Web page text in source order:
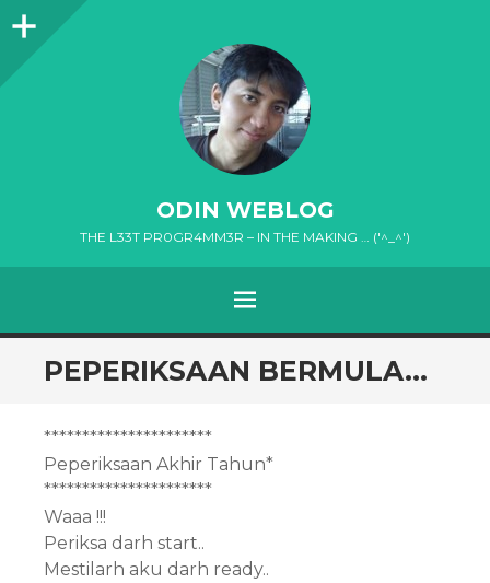
Sidebar
ODIN WEBLOG
THE L33T PR0GR4MM3R – IN THE MAKING … ('^_^')
MENU
SKIP
TO
PEPERIKSAAN BERMULA…
**********************
Peperiksaan Akhir Tahun*
**********************
Waaa !!!
Periksa darh start..
Mestilarh aku darh ready..